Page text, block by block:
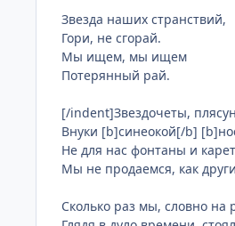
Звезда наших странствий,
Гори, не сгорай.
Мы ищем, мы ищем
Потерянный рай.
[/indent]Звездочеты,
Внуки [b]синеокой[/b]
Не для нас фонтаны и
Мы не продаемся, как
Сколько раз мы, словно на